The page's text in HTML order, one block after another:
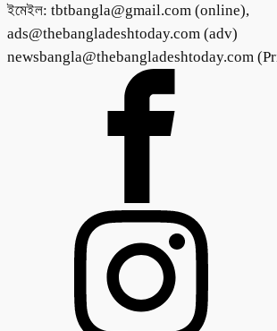
ইমেইল: tbtbangla@gmail.com (online),
ads@thebangladeshtoday.com (adv)
newsbangla@thebangladeshtoday.com